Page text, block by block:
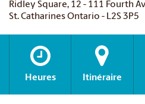
Ridley Square, 12 - 111 Fourth
St. Catharines Ontario - L2S 3P5
Heures Itinéraire